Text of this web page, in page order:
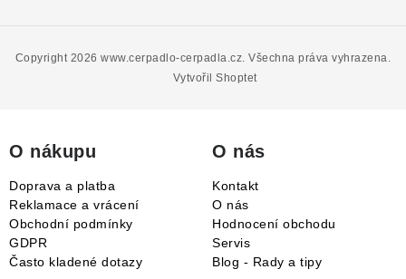
Vytvořil Shoptet
Copyright 2026www.cerpadlo-cerpadla.cz. Všechna práva vyhrazena.
O nákupu
Doprava a platba
Reklamace a vrácení
Obchodní podmínky
GDPR
Často kladené dotazy
O nás
Kontakt
O nás
Hodnocení obchodu
Servis
Blog - Rady a tipy